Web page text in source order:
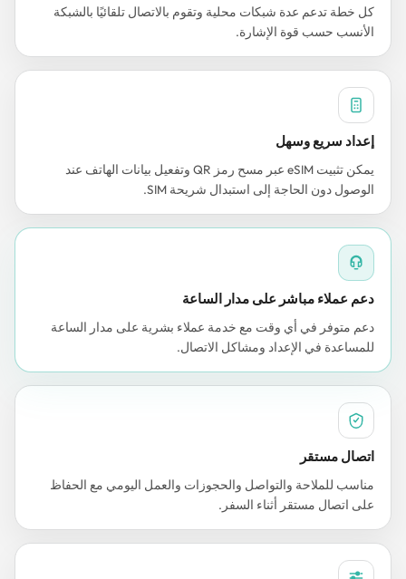
كل خطة تدعم عدة شبكات محلية وتقوم بالاتصال تلقائيًا بالشبكة
الأنسب حسب قوة الإشارة.
إعداد سريع وسهل
يمكن تثبيت eSIM عبر مسح رمز QR وتفعيل بيانات الهاتف عند
الوصول دون الحاجة إلى استبدال شريحة SIM.
دعم عملاء مباشر على مدار الساعة
دعم متوفر في أي وقت مع خدمة عملاء بشرية على مدار الساعة
للمساعدة في الإعداد ومشاكل الاتصال.
اتصال مستقر
مناسب للملاحة والتواصل والحجوزات والعمل اليومي مع الحفاظ
على اتصال مستقر أثناء السفر.